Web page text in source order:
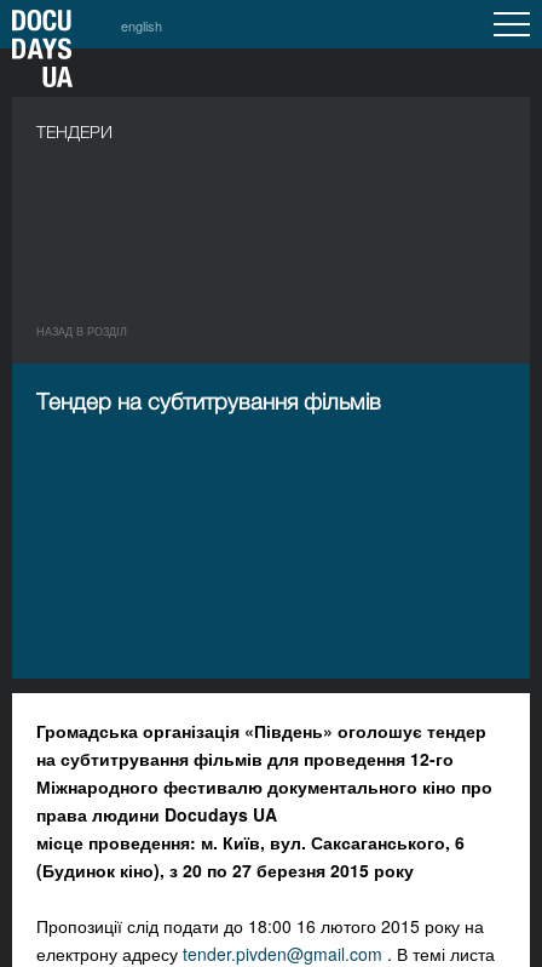
english
ТЕНДЕРИ
НАЗАД В РОЗДIЛ
Тендер на субтитрування фільмів
Громадська організація «Південь» оголошує тендер
на субтитрування фільмів для проведення 12-го
Міжнародного фестивалю документального кіно про
права людини Docudays UA
місце проведення: м. Київ, вул. Саксаганського, 6
(Будинок кіно), з 20 по 27 березня 2015 року
Пропозиції слід подати до 18:00 16 лютого 2015 року на
електрону адресу tender.pivden@gmail.com . В темі листа